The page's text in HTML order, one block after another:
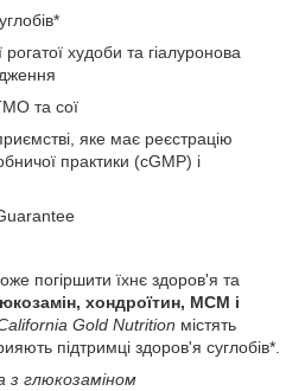
рогатої худоби та гіалуронова
та сої
яке має реєстрацію
практики (cGMP) і
погіршити їхнє здоров'я та
хондроїтин, МСМ і
Gold Nutrition містять
підтримці здоров'я суглобів*.
глюкозаміном